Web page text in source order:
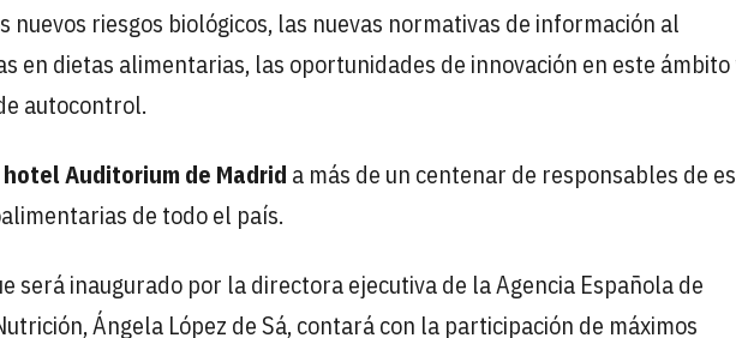
nuevos riesgos biológicos, las nuevas normativas de información al
en dietas alimentarias, las oportunidades de innovación en este ámbito
autocontrol.
hotel Auditorium de Madrid a más de un centenar de responsables de
de todo el país.
será inaugurado por la directora ejecutiva de la Agencia Española de
Ángela López de Sá, contará con la participación de máximos